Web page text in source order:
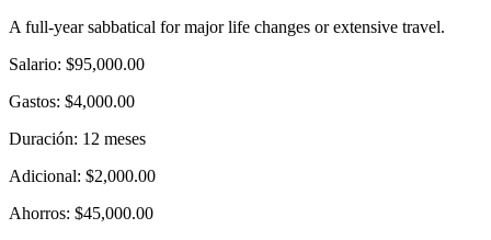
A full-year sabbatical for major life changes or extensive travel.
Salario: $95,000.00
Gastos: $4,000.00
Duración: 12 meses
Adicional: $2,000.00
Ahorros: $45,000.00